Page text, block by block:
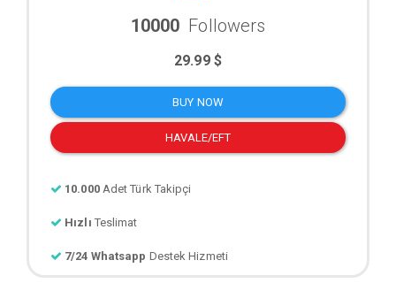
10000 Followers
29.99 $
BUY NOW
HAVALE/EFT
10.000 Adet Türk Takipçi
Hızlı Teslimat
7/24 Whatsapp Destek Hizmeti